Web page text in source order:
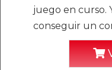
juego en curso.
conseguir un